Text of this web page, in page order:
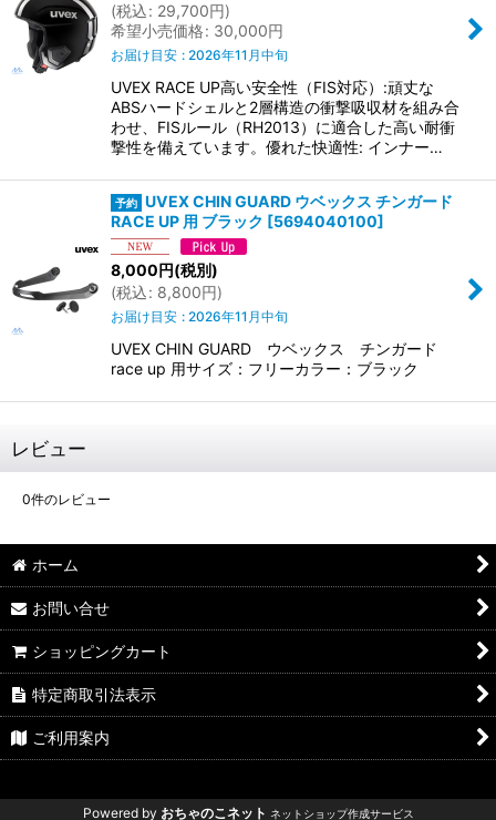
(税込: 29,700円)
希望小売価格: 30,000円
お届け目安 : 2026年11月中旬
UVEX RACE UP高い安全性（FIS対応）:頑丈な
ABSハードシェルと2層構造の衝撃吸収材を組み合
わせ、FISルール（RH2013）に適合した高い耐衝
撃性を備えています。優れた快適性: インナー…
UVEX CHIN GUARD ウベックス チンガード
RACE UP 用 ブラック [5694040100]
8,000円(税別)
(税込: 8,800円)
お届け目安 : 2026年11月中旬
UVEX CHIN GUARD ウベックス チンガード
race up 用サイズ：フリーカラー：ブラック
レビュー
0件のレビュー
ホーム
お問い合せ
ショッピングカート
特定商取引法表示
ご利用案内
Powered by おちゃのこネット ネットショップ作成サービス